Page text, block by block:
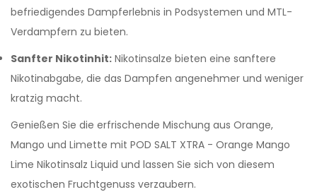
befriedigendes Dampferlebnis in Podsystemen und MTL-
Verdampfern zu bieten.
Sanfter Nikotinhit: Nikotinsalze bieten eine sanftere
Nikotinabgabe, die das Dampfen angenehmer und weniger
kratzig macht.
Genießen Sie die erfrischende Mischung aus Orange,
Mango und Limette mit POD SALT XTRA - Orange Mango
Lime Nikotinsalz Liquid und lassen Sie sich von diesem
exotischen Fruchtgenuss verzaubern.